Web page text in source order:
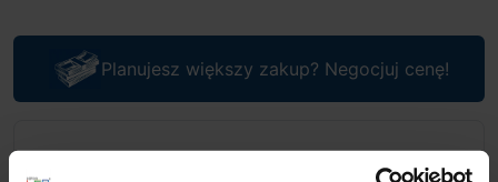
Planujesz większy zakup? Negocjuj cenę!
Wsparcie techniczne